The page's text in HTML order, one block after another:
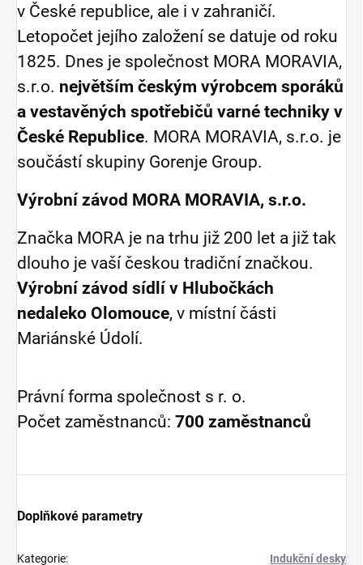
v České republice, ale i v zahraničí.
Letopočet jejího založení se datuje od roku
1825. Dnes je společnost MORA MORAVIA,
s.r.o. největším českým výrobcem sporáků
a vestavěných spotřebičů varné techniky v
České Republice. MORA MORAVIA, s.r.o. je
součástí skupiny Gorenje Group.
Výrobní závod MORA MORAVIA, s.r.o.
Značka MORA je na trhu již 200 let a již tak
dlouho je vaší českou tradiční značkou.
Výrobní závod sídlí v Hlubočkách
nedaleko Olomouce, v místní části
Mariánské Údolí.
Právní forma společnost s r. o.
Počet zaměstnanců: 700 zaměstnanců
Doplňkové parametry
Kategorie: Indukční desky